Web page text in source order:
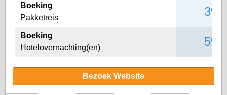
Boeking
Pakketreis
3%
Boeking
Hotelovernachting(en)
5%
Bezoek Website